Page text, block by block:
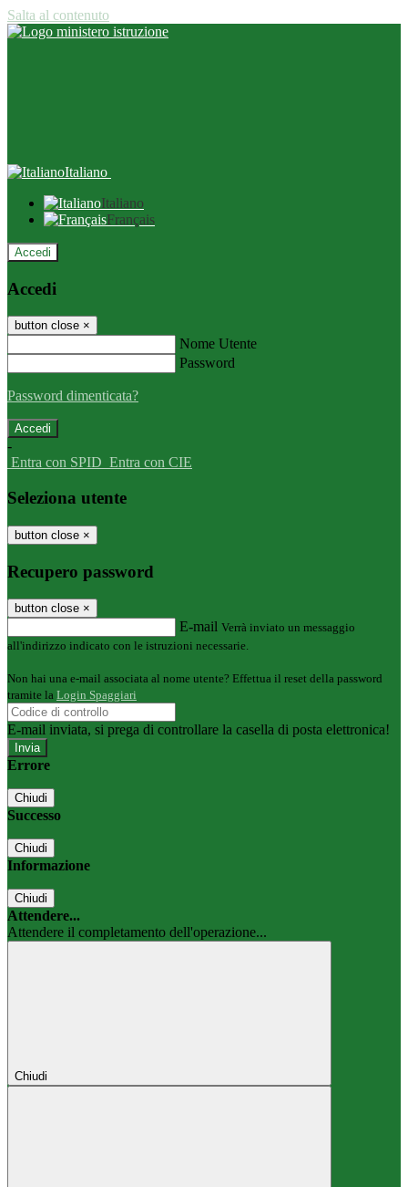
Salta al contenuto
Italiano
Italiano
Français
Accedi
Accedi
button close ×
Nome Utente
Password
Password dimenticata?
-
Entra con SPID Entra con CIE
Seleziona utente
button close ×
Recupero password
button close ×
E-mail Verrà inviato un messaggio
all'indirizzo indicato con le istruzioni necessarie.
Non hai una e-mail associata al nome utente? Effettua il reset della password
tramite la Login Spaggiari
E-mail inviata, si prega di controllare la casella di posta elettronica!
Errore
Chiudi
Successo
Chiudi
Informazione
Chiudi
Attendere...
Attendere il completamento dell'operazione...
Chiudi